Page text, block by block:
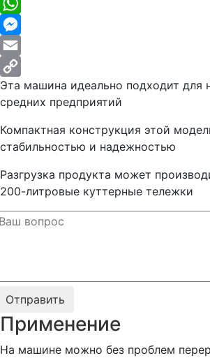
Viber
WhatsApp
Messenger
Email
Copy
Link
Эта машина идеально подходит для
средних предприятий
Компактная конструкция этой
стабильностью и надежностью
Разгрузка продукта может
200-литровые куттерные тележки
Применение
На машине можно без проблем